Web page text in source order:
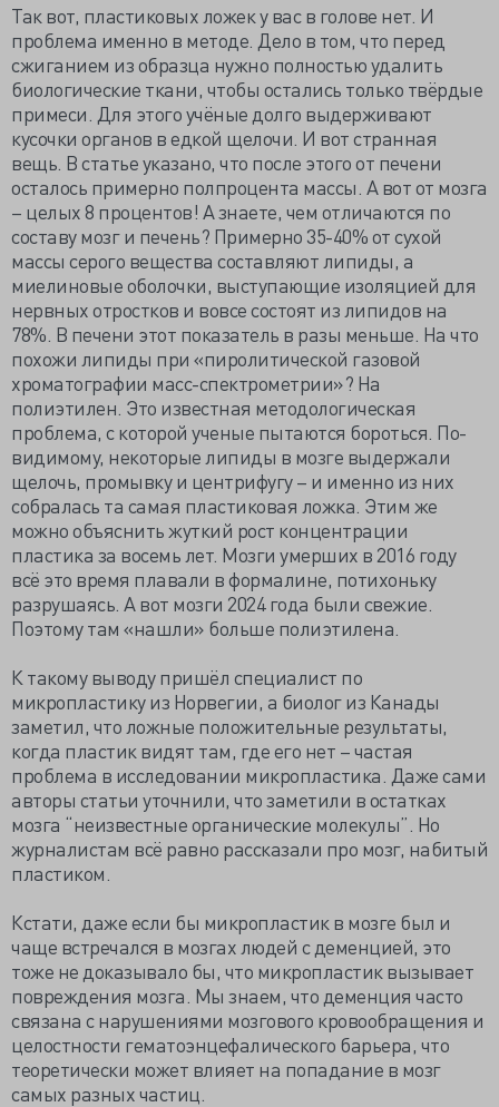
Так вот, пластиковых ложек у вас в голове нет. И
проблема именно в методе. Дело в том, что перед
сжиганием из образца нужно полностью удалить
биологические ткани, чтобы остались только твёрдые
примеси. Для этого учёные долго выдерживают
кусочки органов в едкой щелочи. И вот странная
вещь. В статье указано, что после этого от печени
осталось примерно полпроцента массы. А вот от мозга
– целых 8 процентов! А знаете, чем отличаются по
составу мозг и печень? Примерно 35-40% от сухой
массы серого вещества составляют липиды, а
миелиновые оболочки, выступающие изоляцией для
нервных отростков и вовсе состоят из липидов на
78%. В печени этот показатель в разы меньше. На что
похожи липиды при «пиролитической газовой
хроматографии масс-спектрометрии»? На
полиэтилен. Это известная методологическая
проблема, с которой ученые пытаются бороться. По-
видимому, некоторые липиды в мозге выдержали
щелочь, промывку и центрифугу – и именно из них
собралась та самая пластиковая ложка. Этим же
можно объяснить жуткий рост концентрации
пластика за восемь лет. Мозги умерших в 2016 году
всё это время плавали в формалине, потихоньку
разрушаясь. А вот мозги 2024 года были свежие.
Поэтому там «нашли» больше полиэтилена.
К такому выводу пришёл специалист по
микропластику из Норвегии, а биолог из Канады
заметил, что ложные положительные результаты,
когда пластик видят там, где его нет – частая
проблема в исследовании микропластика. Даже сами
авторы статьи уточнили, что заметили в остатках
мозга “неизвестные органические молекулы”. Но
журналистам всё равно рассказали про мозг, набитый
пластиком.
Кстати, даже если бы микропластик в мозге был и
чаще встречался в мозгах людей с деменцией, это
тоже не доказывало бы, что микропластик вызывает
повреждения мозга. Мы знаем, что деменция часто
связана с нарушениями мозгового кровообращения и
целостности гематоэнцефалического барьера, что
теоретически может влияет на попадание в мозг
самых разных частиц.